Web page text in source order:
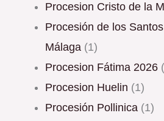
Procesion Cristo de la
Procesión de los Santos patronos de
Málaga (1)
procesion Fátima 2026
Procesion Huelin (1)
Procesión Pollinica (1)